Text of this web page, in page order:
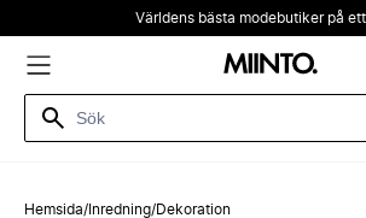
Världens bästa modebutiker på
Hemsida/ Inredning/Dekoration